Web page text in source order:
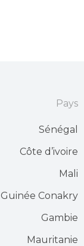
Pays
Sénégal
Côte d’ivoire
Mali
Guinée Conakry
Gambie
Mauritanie